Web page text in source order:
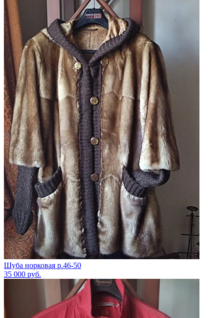
Шуба норковая р.46-50
35 000 руб.